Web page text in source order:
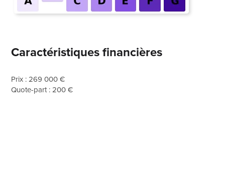
Caractéristiques financières
Prix : 269 000 €
Quote-part : 200 €